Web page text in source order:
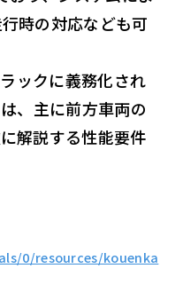
時の対応なども可
ックに義務化され
、主に前方車両の
解説する性能要件
0/resources/kouenka